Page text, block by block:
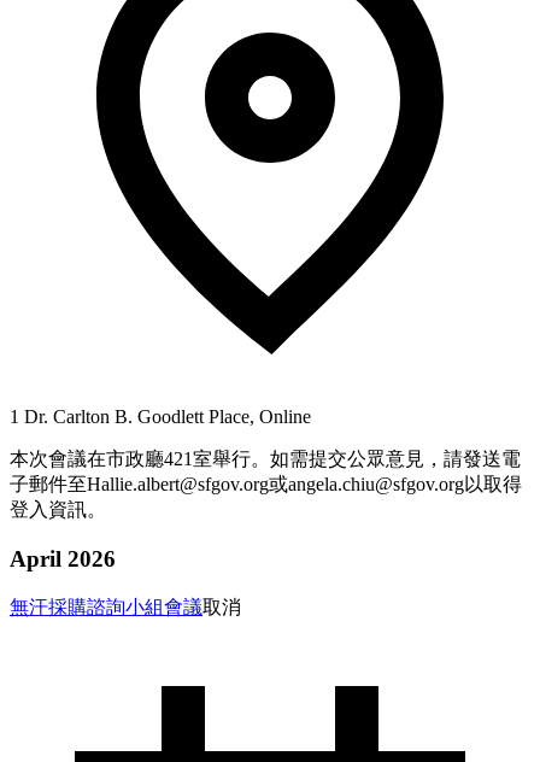
1 Dr. Carlton B. Goodlett Place, Online
本次會議在市政廳421室舉行。如需提交公眾意見，請發送電
子郵件至Hallie.albert@sfgov.org或angela.chiu@sfgov.org以取得
登入資訊。
April 2026
無汗採購諮詢小組會議取消